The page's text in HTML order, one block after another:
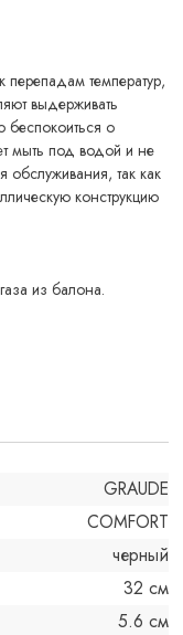
перепадам температур,
выдерживать
о
мыть под водой и не
так как
конструкцию
из балона.
GRAUDE
COMFORT
черный
32 см
5.6 см